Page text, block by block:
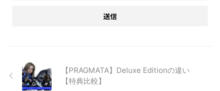
【PRAGMATA】Deluxe Editionの違い
【特典比較】